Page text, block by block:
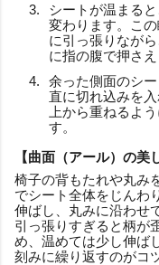
シートが温まる
変わります。こ
に引っ張りなが
に指の腹で押さえ
余った側面のシ
直に切れ込みを
上から重ねるよ
す。
【曲面（アール）の美
椅子の背もたれや丸み
でシート全体をじんわ
伸ばし、丸みに沿わせ
引っ張りすぎると柄が
め、温めては少し伸ば
刻みに繰り返すのがコ